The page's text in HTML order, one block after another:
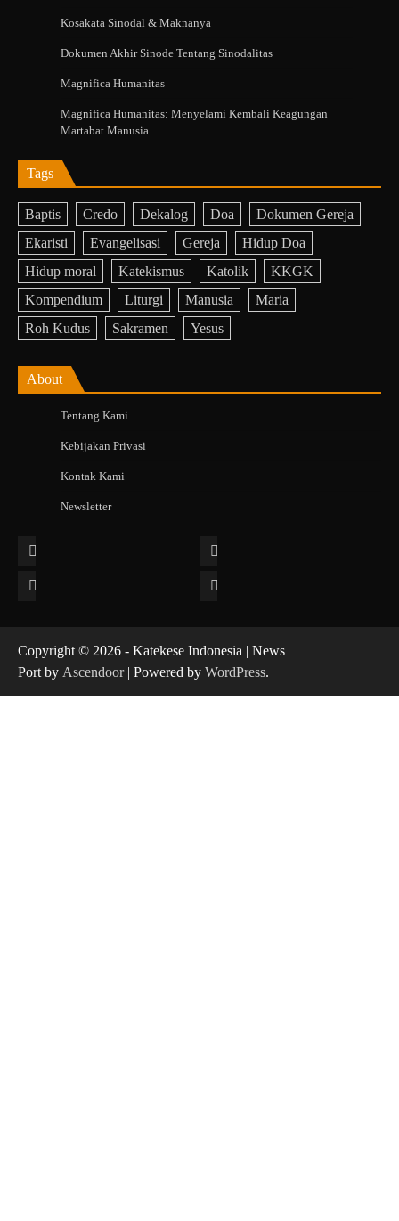
Kosakata Sinodal & Maknanya
Dokumen Akhir Sinode Tentang Sinodalitas
Magnifica Humanitas
Magnifica Humanitas: Menyelami Kembali Keagungan
Martabat Manusia
Tags
Baptis Credo Dekalog Doa
Dokumen Gereja
Ekaristi
Evangelisasi Gereja
Hidup Doa
Hidup moral
Katekismus Katolik
KKGK
Kompendium
Liturgi Manusia
Maria
Roh Kudus
Sakramen Yesus
About
Tentang Kami
Kebijakan Privasi
Kontak Kami
Newsletter
Copyright © 2026 - Katekese Indonesia | News
Port by Ascendoor| Powered by WordPress.